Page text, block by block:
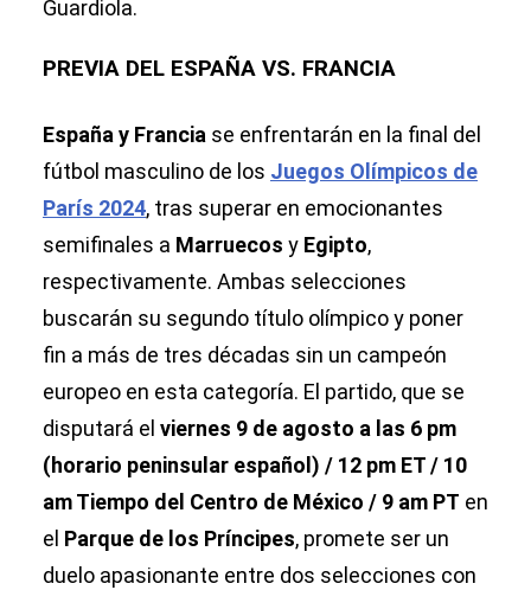
Guardiola.
PREVIA DEL ESPAÑA VS. FRANCIA
España y Francia se enfrentarán en la final del
fútbol masculino de los Juegos Olímpicos de
París 2024, tras superar en emocionantes
semifinales a Marruecos y Egipto,
respectivamente. Ambas selecciones
buscarán su segundo título olímpico y poner
fin a más de tres décadas sin un campeón
europeo en esta categoría. El partido, que se
disputará el viernes 9 de agosto a las 6 pm
(horario peninsular español) / 12 pm ET / 10
am Tiempo del Centro de México / 9 am PT en
el Parque de los Príncipes, promete ser un
duelo apasionante entre dos selecciones con